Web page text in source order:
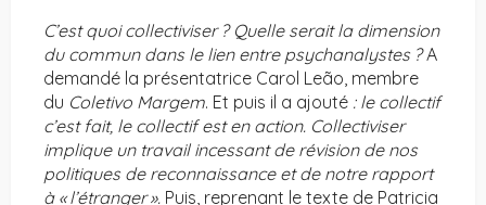
C’est quoi collectiviser ? Quelle serait la dimension
du commun dans le lien entre psychanalystes ?A
demandé la présentatrice Carol Leão, membre
du Coletivo Margem. Et puis il a ajouté : le collectif
c’est fait, le collectif est en action. Collectiviser
implique un travail incessant de révision de nos
politiques de reconnaissance et de notre rapport
à « l’étranger ». Puis, reprenant le texte de Patricia